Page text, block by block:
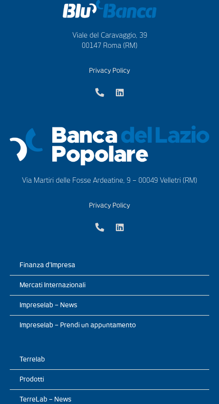
Viale del Caravaggio, 39
00147 Roma (RM)
Privacy Policy
Via Martiri delle Fosse Ardeatine, 9 – 00049 Velletri (RM)
Privacy Policy
Finanza d’Impresa
Mercati Internazionali
Impreselab – News
Impreselab – Prendi un appuntamento
Terrelab
Prodotti
TerreLab – News